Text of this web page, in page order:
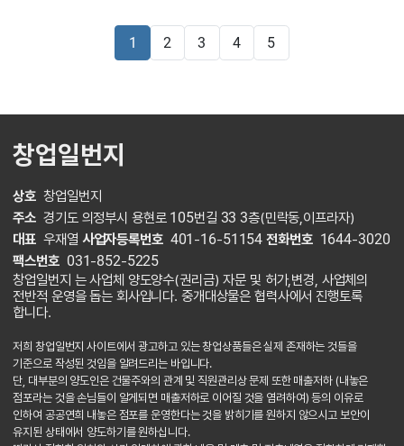
1 2 3 4 5
창업일번지
상호 창업일번지
주소 경기도 의정부시 용현로 105번길 33 3층(민락동,이프라자)
대표 우재열 사업자등록번호 401-16-51154 전화번호 1644-3020
팩스번호 031-852-5225
창업일번지 는 사업체 양도양수(권리금) 자문 및 허가,변경, 사업체의
전반적 운영을 돕는 회사입니다. 중개대상물은 협력사에서 진행토록
합니다.
저희 창업일번지 사이트에서 광고하고 있는 창업상품들은 실제 존재하는 것들을
기준으로 작성된 것임을 알려드리는 바입니다.
단, 대부분의 양도인은 건물주와의 관계 및 직원관리상 문제 또한 매출저하 (내놓은
점포라는 것을 손님들이 알게되면 매출저하로 이어질 것을 염려하여) 등의 이유로
인하여 공공연희 내놓은 점포를 운영한다는 것을 밝히기를 원하지 않으시고 보안이
유지된 상태에서 양도하기를 원하십니다.